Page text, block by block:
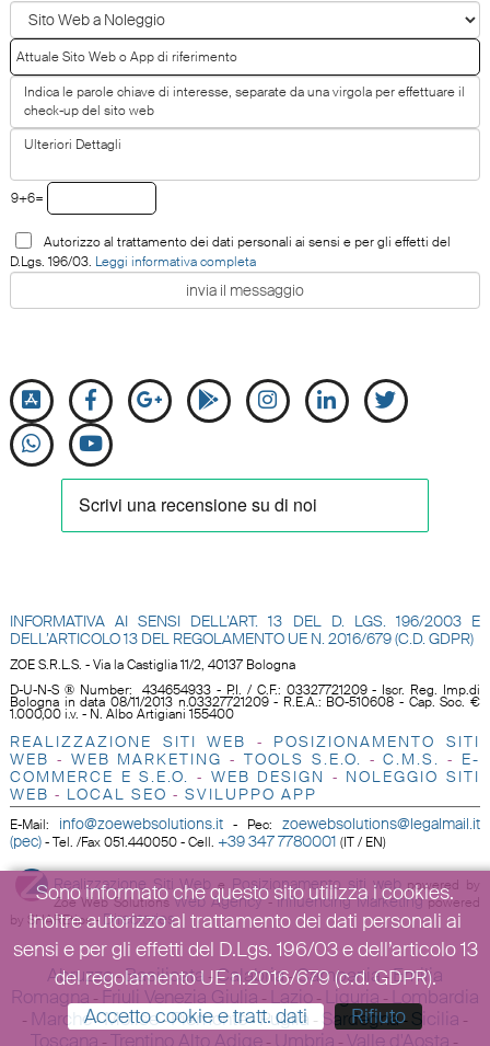
9+6=
Autorizzo al trattamento dei dati personali ai sensi e per gli effetti del
D.Lgs. 196/03. Leggi informativa completa
INFORMATIVA AI SENSI DELL’ART. 13 DEL D. LGS. 196/2003 E
DELL’ARTICOLO 13 DEL REGOLAMENTO UE N.2016/679 (C.D. GDPR)
ZOE S.R.L.S. - Via la Castiglia 11/2, 40137 Bologna
D-U-N-S ® Number: 434654933 - P.I. / C.F.: 03327721209 - Iscr. Reg. Imp.di
Bologna in data 08/11/2013 n.03327721209 - R.E.A.: BO-510608 - Cap. Soc. €
1.000,00 i.v. - N. Albo Artigiani 155400
REALIZZAZIONE SITI WEB - POSIZIONAMENTO SITI
WEB - WEB MARKETING - TOOLS S.E.O. -C.M.S. - E-
COMMERCE E S.E.O. - WEB DESIGN - NOLEGGIO SITI
WEB - LOCAL SEO - SVILUPPO APP
E-Mail: info@zoewebsolutions.it- Pec:zoewebsolutions@legalmail.it
(pec)- Tel. /Fax 051.440050 - Cell. +39 347 7780001 (IT / EN)
Realizzazione Siti WebePosizionamento siti webpowered by
Zoe Web SolutionsWeb Agency-Influencing Marketingpowered
by SHAREtips- Directories
Abruzzo-Basilicata -Calabria-Campania-Emilia
Romagna - Friuli Venezia Giulia - Lazio- Liguria - Lombardia
- Marche-Molise-Piemonte-Puglia - Sardegna- Sicilia -
Toscana -Trentino Alto Adige - Umbria - Valle d'Aosta -
Sono informato che questo sito utilizza i cookies.
Inoltre autorizzo al trattamento dei dati personali ai
sensi e per gli effetti del D.Lgs. 196/03 e dell’articolo 13
del regolamento UE n.2016/679 (c.d. GDPR).
Accetto cookie e tratt. dati
Rifiuto